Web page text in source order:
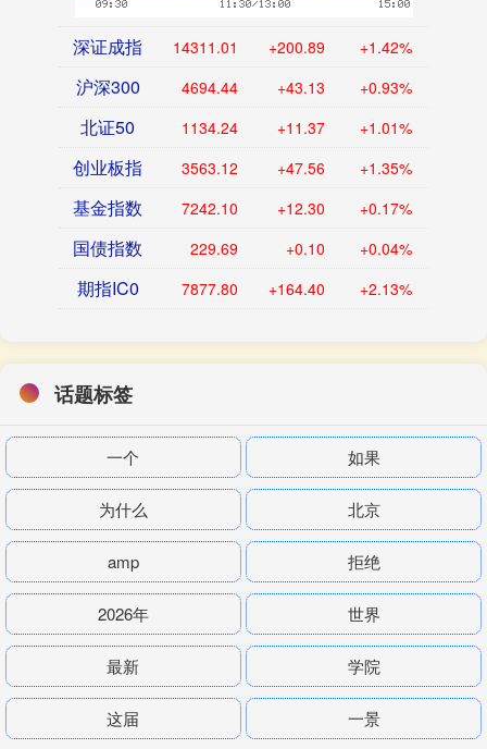
深证成指 14311.01 +200.89 +1.42%
沪深300 4694.44 +43.13 +0.93%
北证50 1134.24 +11.37 +1.01%
创业板指 3563.12 +47.56 +1.35%
基金指数 7242.10 +12.30 +0.17%
国债指数 229.69 +0.10 +0.04%
期指IC0 7877.80 +164.40 +2.13%
话题标签
一个 如果
为什么 北京
amp 拒绝
2026年 世界
最新 学院
这届 一景